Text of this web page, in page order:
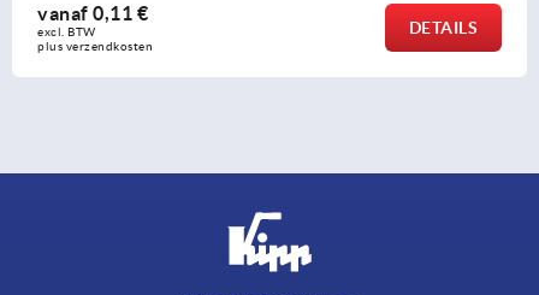
vanaf 0,11 €
excl. BTW
plus verzendkosten
DETAILS